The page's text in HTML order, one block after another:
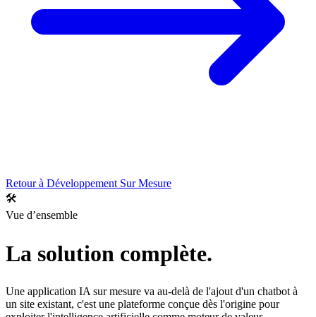
Retour à Développement Sur Mesure
🛠️
Vue d’ensemble
La solution complète.
Une application IA sur mesure va au-delà de l'ajout d'un chatbot à
un site existant, c'est une plateforme conçue dès l'origine pour